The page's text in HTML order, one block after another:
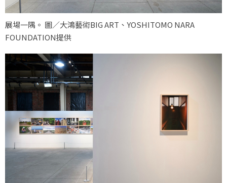
展場一隅。 圖／大鴻藝術BIG ART、YOSHITOMO NARA
FOUNDATION提供